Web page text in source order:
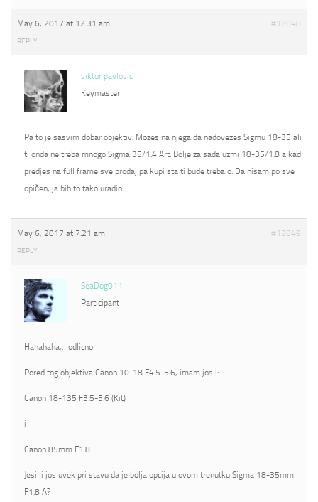
May 6, 2017 at 12:31 am #12048
REPLY
viktor pavlovic
Keymaster
Pa to je sasvim dobar objektiv. Mozes na njega da nadovezes Sigmu 18-35 ali
ti onda ne treba mnogo Sigma 35/1.4 Art. Bolje za sada uzmi 18-35/1.8 a kad
predjes na full frame sve prodaj pa kupi sta ti bude trebalo. Da nisam po sve
opičen, ja bih to tako uradio.
May 6, 2017 at 7:21 am #12049
REPLY
SeaDog011
Participant
Hahahaha,…odlicno!
Pored tog objektiva Canon 10-18 F4.5-5.6, imam jos i:
Canon 18-135 F3.5-5.6 (Kit)
i
Canon 85mm F1.8
Jesi li jos uvek pri stavu da je bolja opcija u ovom trenutku Sigma 18-35mm
F1.8 A?